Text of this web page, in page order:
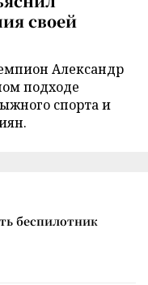
своей
Александр
подходе
спорта и
беспилотник